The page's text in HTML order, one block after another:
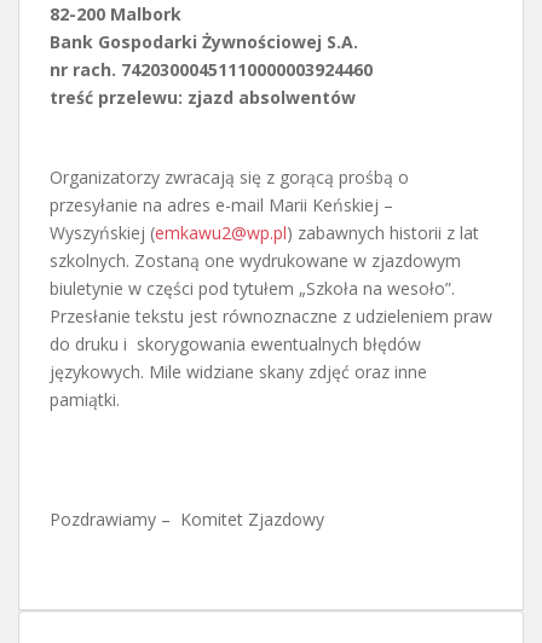
82-200 Malbork
Bank Gospodarki Żywnościowej S.A.
nr rach. 74203000451110000003924460
treść przelewu: zjazd absolwentów
Organizatorzy zwracają się z gorącą prośbą o
przesyłanie na adres e-mail Marii Keńskiej –
Wyszyńskiej (emkawu2@wp.pl) zabawnych historii z lat
szkolnych. Zostaną one wydrukowane w zjazdowym
biuletynie w części pod tytułem „Szkoła na wesoło”.
Przesłanie tekstu jest równoznaczne z udzieleniem praw
do druku i skorygowania ewentualnych błędów
językowych. Mile widziane skany zdjęć oraz inne
pamiątki.
Pozdrawiamy – Komitet Zjazdowy